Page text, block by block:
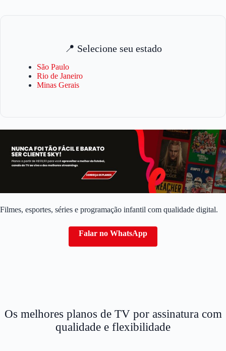
📍 Selecione seu estado
São Paulo
Rio de Janeiro
Minas Gerais
Filmes, esportes, séries e programação infantil com qualidade digital.
Falar no WhatsApp
Os melhores planos de TV por assinatura com
qualidade e flexibilidade